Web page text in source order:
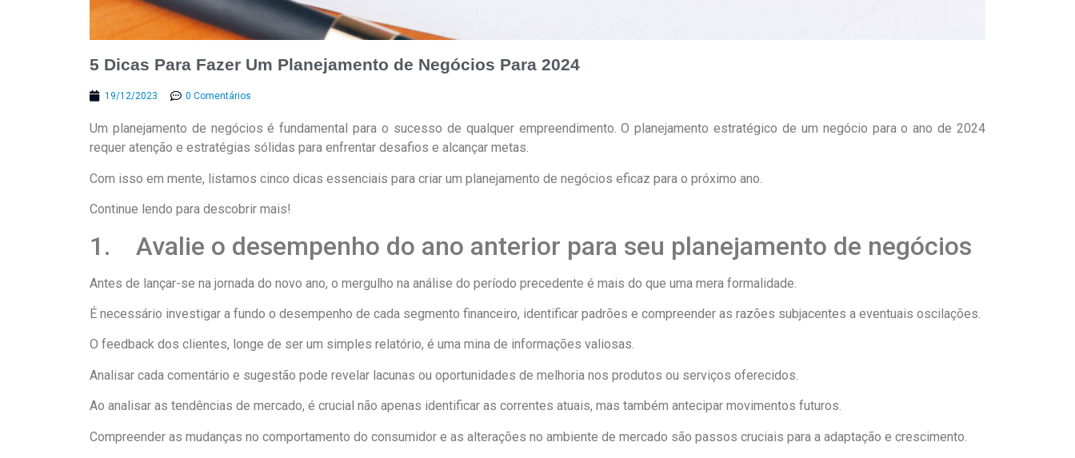
5 Dicas Para Fazer Um Planejamento de Negócios Para 2024
19/12/2023 0 Comentários
Um planejamento de negócios é fundamental para o sucesso de qualquer empreendimento. O planejamento estratégico de um negócio para o ano de 2024
requer atenção e estratégias sólidas para enfrentar desafios e alcançar metas.
Com isso em mente, listamos cinco dicas essenciais para criar um planejamento de negócios eficaz para o próximo ano.
Continue lendo para descobrir mais!
1. Avalie o desempenho do ano anterior para seu planejamento de negócios
Antes de lançar-se na jornada do novo ano, o mergulho na análise do período precedente é mais do que uma mera formalidade.
É necessário investigar a fundo o desempenho de cada segmento financeiro, identificar padrões e compreender as razões subjacentes a eventuais oscilações.
O feedback dos clientes, longe de ser um simples relatório, é uma mina de informações valiosas.
Analisar cada comentário e sugestão pode revelar lacunas ou oportunidades de melhoria nos produtos ou serviços oferecidos.
Ao analisar as tendências de mercado, é crucial não apenas identificar as correntes atuais, mas também antecipar movimentos futuros.
Compreender as mudanças no comportamento do consumidor e as alterações no ambiente de mercado são passos cruciais para a adaptação e crescimento.